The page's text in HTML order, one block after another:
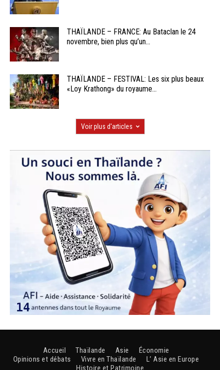
THAÏLANDE – FRANCE: Au Bataclan le 24
novembre, bien plus qu’un...
THAÏLANDE – FESTIVAL: Les six plus beaux
«Loy Krathong» du royaume...
Voir plus d'articles
Accueil Thaïlande Asie
Économie
Opinions et débats
Vivre en Thaïlande
L’ Asie en Europe
Histoire et Patrimoine